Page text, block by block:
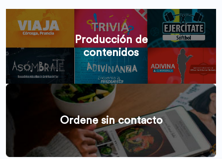
Producción de
contenidos
Ordene sin contacto